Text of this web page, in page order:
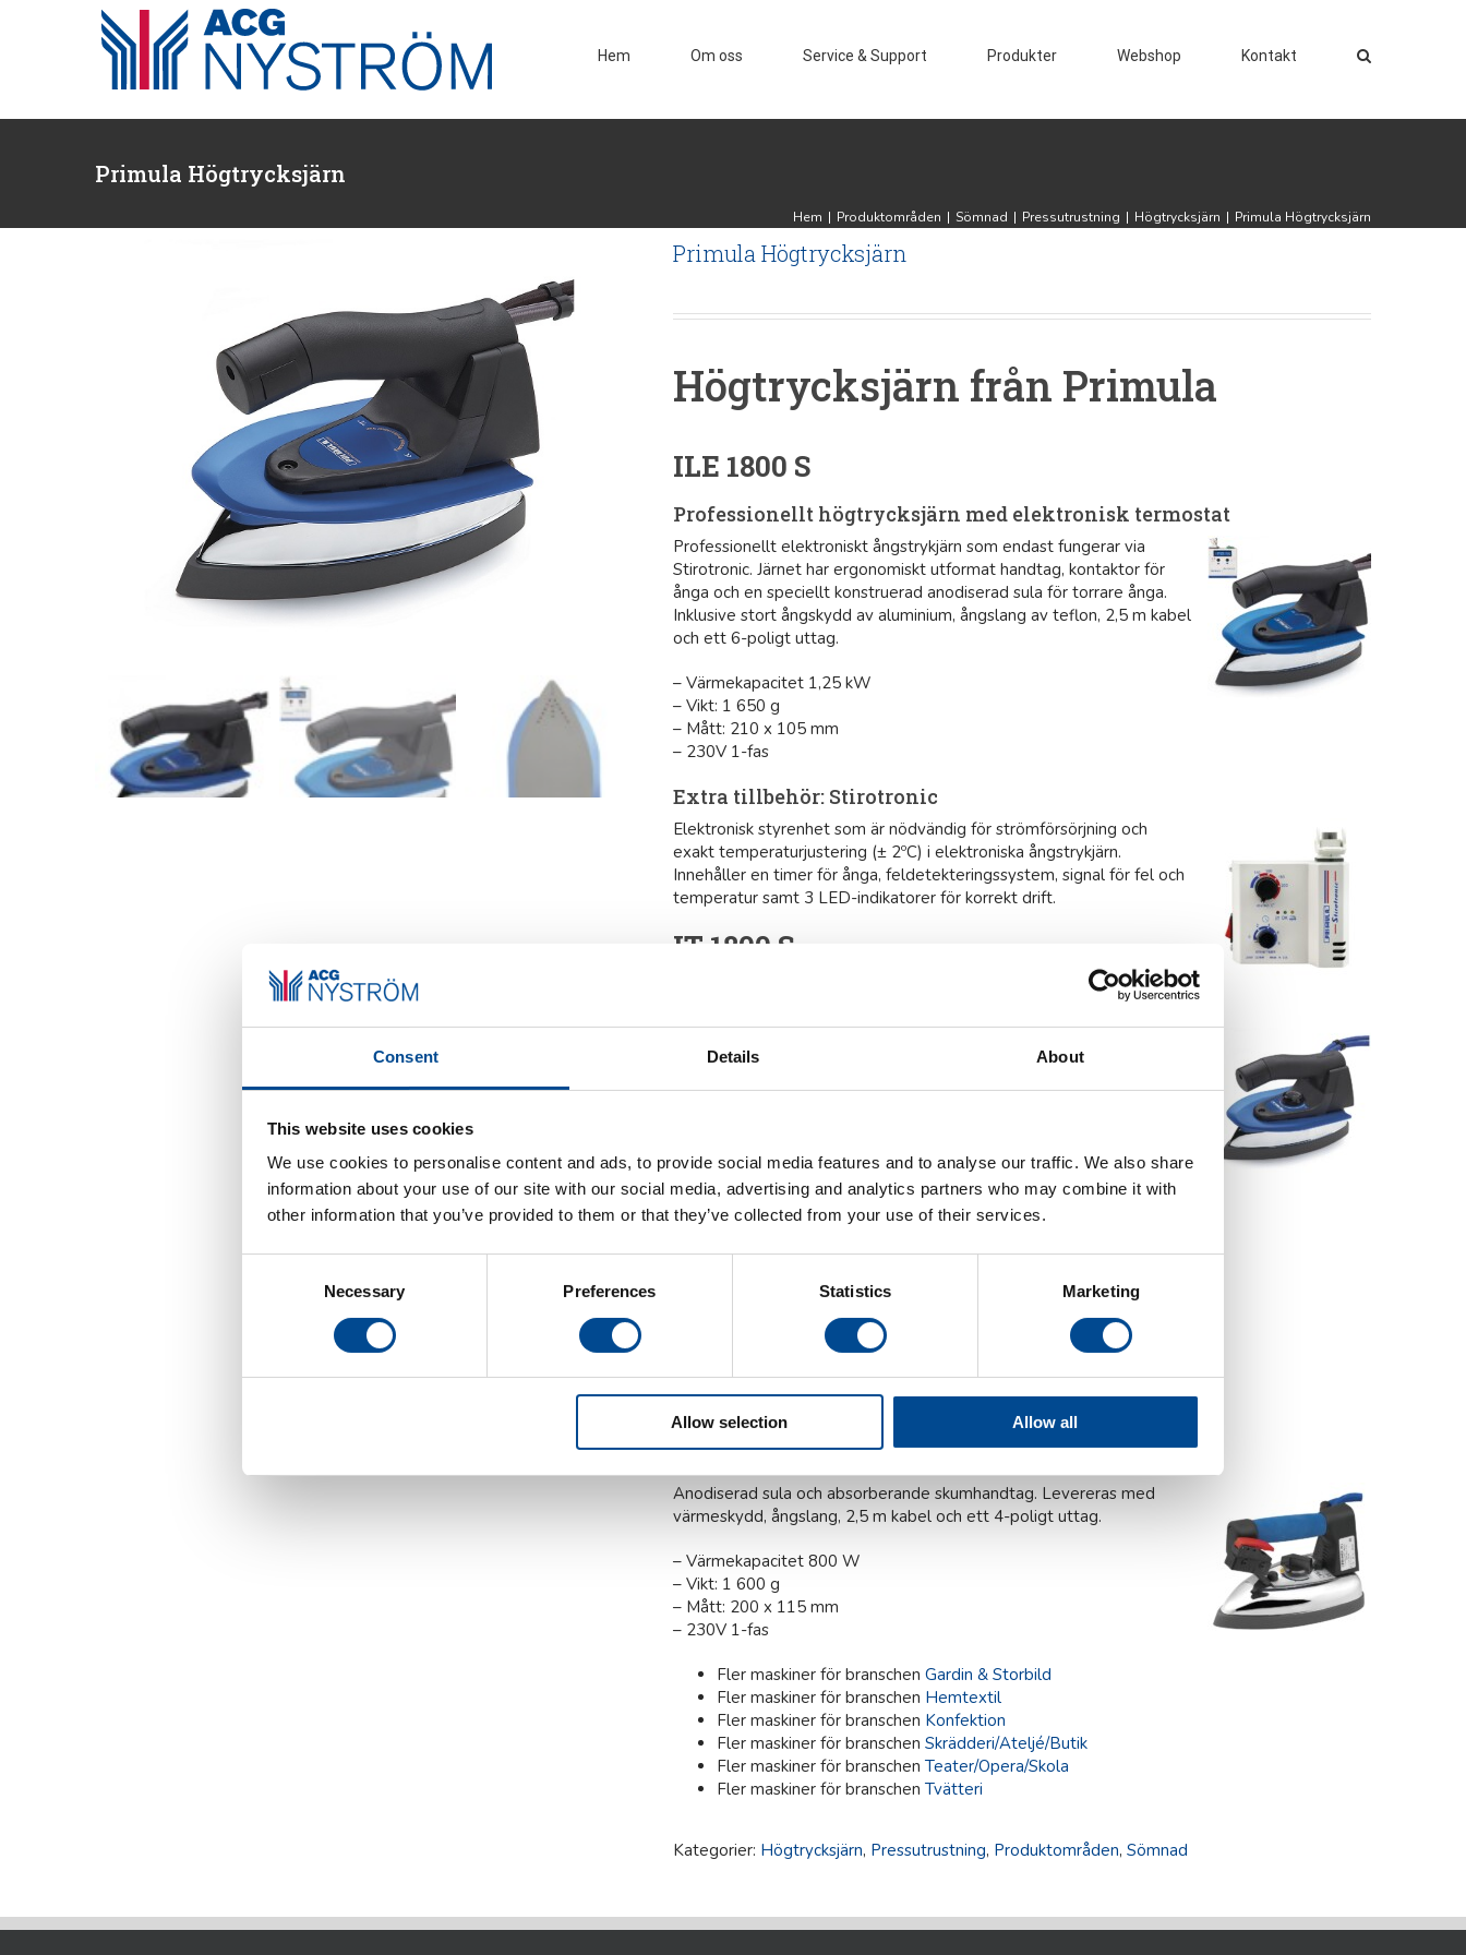
Consent Details About
This website uses cookies
We use cookies to personalise content and ads, to provide social media features and to analyse our traffic. We also share
information about your use of our site with our social media, advertising and analytics partners who may combine it with
other information that you’ve provided to them or that they’ve collected from your use of their services.
Necessary Preferences Statistics Marketing
Allow selection Allow all
Hem Om oss Service & Support Produkter Webshop Kontakt
Primula Högtrycksjärn
Hem | Produktområden | Sömnad | Pressutrustning | Högtrycksjärn | Primula Högtrycksjärn
Primula Högtrycksjärn
Högtrycksjärn från Primula
ILE 1800 S
Professionellt högtrycksjärn med elektronisk termostat
Professionellt elektroniskt ångstrykjärn som endast fungerar via
Stirotronic. Järnet har ergonomiskt utformat handtag, kontaktor för
ånga och en speciellt konstruerad anodiserad sula för torrare ånga.
Inklusive stort ångskydd av aluminium, ångslang av teflon, 2,5 m kabel
och ett 6-poligt uttag.
– Värmekapacitet 1,25 kW
– Vikt: 1 650 g
– Mått: 210 x 105 mm
– 230V 1-fas
Extra tillbehör: Stirotronic
Elektronisk styrenhet som är nödvändig för strömförsörjning och
exakt temperaturjustering (± 2ºC) i elektroniska ångstrykjärn.
Innehåller en timer för ånga, feldetekteringssystem, signal för fel och
temperatur samt 3 LED-indikatorer för korrekt drift.
IT 1800 S
Ergonomisk utformat handtag, kontaktor för ånga, speciellt
konstruerad anodiserad sula för torrare ånga. Levereras med
poligt uttag.
– Vikt: 1 650 g
– Mått: 210 x 105 mm
– 230V 1-fas
ECO 1700P
Anodiserad sula och absorberande skumhandtag. Levereras med
värmeskydd, ångslang, 2,5 m kabel och ett 4-poligt uttag.
– Värmekapacitet 800 W
– Vikt: 1 600 g
– Mått: 200 x 115 mm
– 230V 1-fas
Fler maskiner för branschen Gardin & Storbild
Fler maskiner för branschen Hemtextil
Fler maskiner för branschen Konfektion
Fler maskiner för branschen Skrädderi/Ateljé/Butik
Fler maskiner för branschen Teater/Opera/Skola
Fler maskiner för branschen Tvätteri
Kategorier: Högtrycksjärn, Pressutrustning, Produktområden, Sömnad